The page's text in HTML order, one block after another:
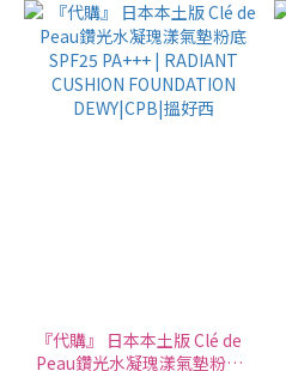
『代購』 日本本土版 Clé de
Peau鑽光水凝瑰漾氣墊粉底